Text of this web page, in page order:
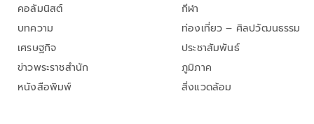
คอลัมนิสต์
บทความ
เศรษฐกิจ
ข่าวพระราชสำนัก
หนังสือพิมพ์
กีฬา
ท่องเที่ยว – ศิลปวัฒนธรรม
ประชาสัมพันธ์
ภูมิภาค
สิ่งแวดล้อม